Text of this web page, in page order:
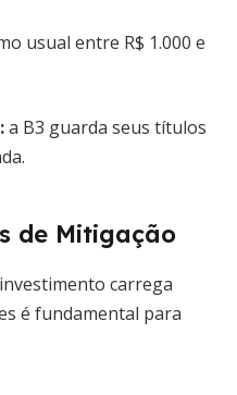
usual entre R$ 1.000 e
a B3 guarda seus títulos
de Mitigação
carrega
é fundamental para